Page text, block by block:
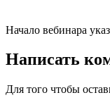
Начало вебинара
Написать
Для того чтобы